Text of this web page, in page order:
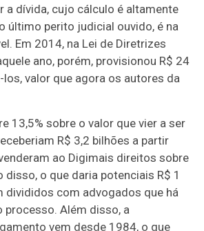
a dívida, cujo cálculo é altamente
último perito judicial ouvido, é na
Em 2014, na Lei de Diretrizes
ano, porém, provisionou R$ 24
los, valor que agora os autores da
13,5% sobre o valor que vier a ser
R$ 3,2 bilhões a partir
ao Digimais direitos sobre
disso, o que daria potenciais R$ 1
divididos com advogados que há
processo.Além disso, a
vem desde 1984, o que